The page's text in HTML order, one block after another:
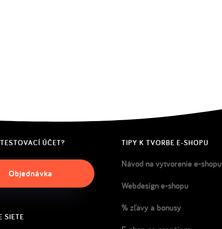
ÚČET?
Objednávka
SIETE
TIPY K TVORBE E-SHOPU
Návod na vytvorenie e-shopu
Webdesign e-shopu
% zľavy a bonusy